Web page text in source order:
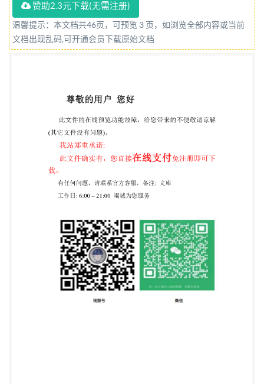
2022-10-12发布 2022-10-12实施 国家市场监督管理
总局 发布 国家标准化管理委员会 GB/T10095.1—
2022/ISO1328-1:2013 目 次 前言 引言 1 范围 2 规范
差 4. ISO齿面公差分级制的应用 4.1 通则· 4.2 需要验
证的几何参数 15 检测仪器的认证和不确定性 17 4.3
4.4 单项偏差测量的注意事项 17 4.,5 齿面公差要求的
规范 21 4.6 验收及评定标准 22 4.7 数据展示 5 公差值
22 5.1 通则· 22 5.2 公式的使用 22 5.3 公差公式 23 附
录A（规范性） 分段公差评价 附录B(规范性) 采用二
齿魔和螺旋线数据滤波 31 附录D（资料性） 齿距累
积偏差· 33 附录E（规范性） 径向跳动的允许值 35 附
录F（资料性） 单面啮合综合测量 37 附录G（资料
性） 相邻齿距差了。 参考文献 42
赞助2.3元下载(无需注册)
温馨提示：本文档共46页，可预览 3 页，如浏览全部内容或当前
文档出现乱码,可开通会员下载原始文档